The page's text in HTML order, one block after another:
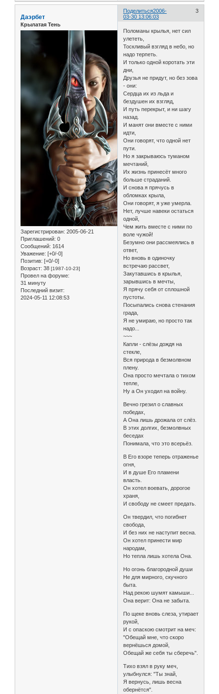
Поделиться 3
2006-
03-30 13:06:03
Даэрбет
Крылатая Тень
Зарегистрирован: 2005-06-21
Приглашений: 0
Сообщений: 1614
Уважение: [+0/-0]
Позитив: [+0/-0]
Возраст: 38 [1987-10-23]
Провел на форуме:
31 минуту
Последний визит:
2024-05-11 12:08:53
Поломаны крылья, нет сил
улететь,
Тоскливый взгляд в небо, но
надо терпеть.
И только одной коротать эти
дни,
Друзья не придут, но без зова
- они:
Сердца их из льда и
бездушен их взгляд,
И путь перекрыт, и ни шагу
назад.
И манят они вместе с ними
идти,
Они говорят, что одной нет
пути.
Но я закрываюсь туманом
мечтаний,
Их жизнь принесёт много
больше страданий.
И снова я прячусь в
обломках крыла,
Они говорят, я уже умерла.
Нет, лучше навеки остаться
одной,
Чем жить вместе с ними по
воле чужой!
Безумно они рассмеялись в
ответ,
Но вновь в одиночку
встречаю рассвет,
Закутавшись в крылья,
зарывшись в мечты,
Я прячу себя от сплошной
пустоты.
Посыпались снова стенания
града,
Я не умираю, но просто так
надо...
~~~
Капли - слёзы дождя на
стекле,
Вся природа в безмолвном
плену.
Она просто мечтала о тихом
тепле,
Ну а Он уходил на войну.
Вечно грезил о славных
победах,
А Она лишь дрожала от слёз.
В этих долгих, безмолвных
беседах
Понимала, что это всерьёз.
В Его взоре теперь отраженье
огня,
И в душе Его пламени
власть.
Он хотел воевать, дорогое
храня,
И свободу не смеет предать.
Он твердил, что погибнет
свобода,
И без них не наступит весна.
Он хотел принести мир
народам,
Но тепла лишь хотела Она.
Но огонь благородной души
Не для мирного, скучного
быта.
Над рекою шумят камыши...
Она верит: Она не забыта.
По щеке вновь слеза, утирает
рукой,
И с опаскою смотрит на меч:
"Обещай мне, что скоро
вернёшься домой,
Обещай же себя ты сберечь".
Тихо взял в руку меч,
улыбнулся: "Ты знай,
Я вернусь, лишь весна
обернётся".